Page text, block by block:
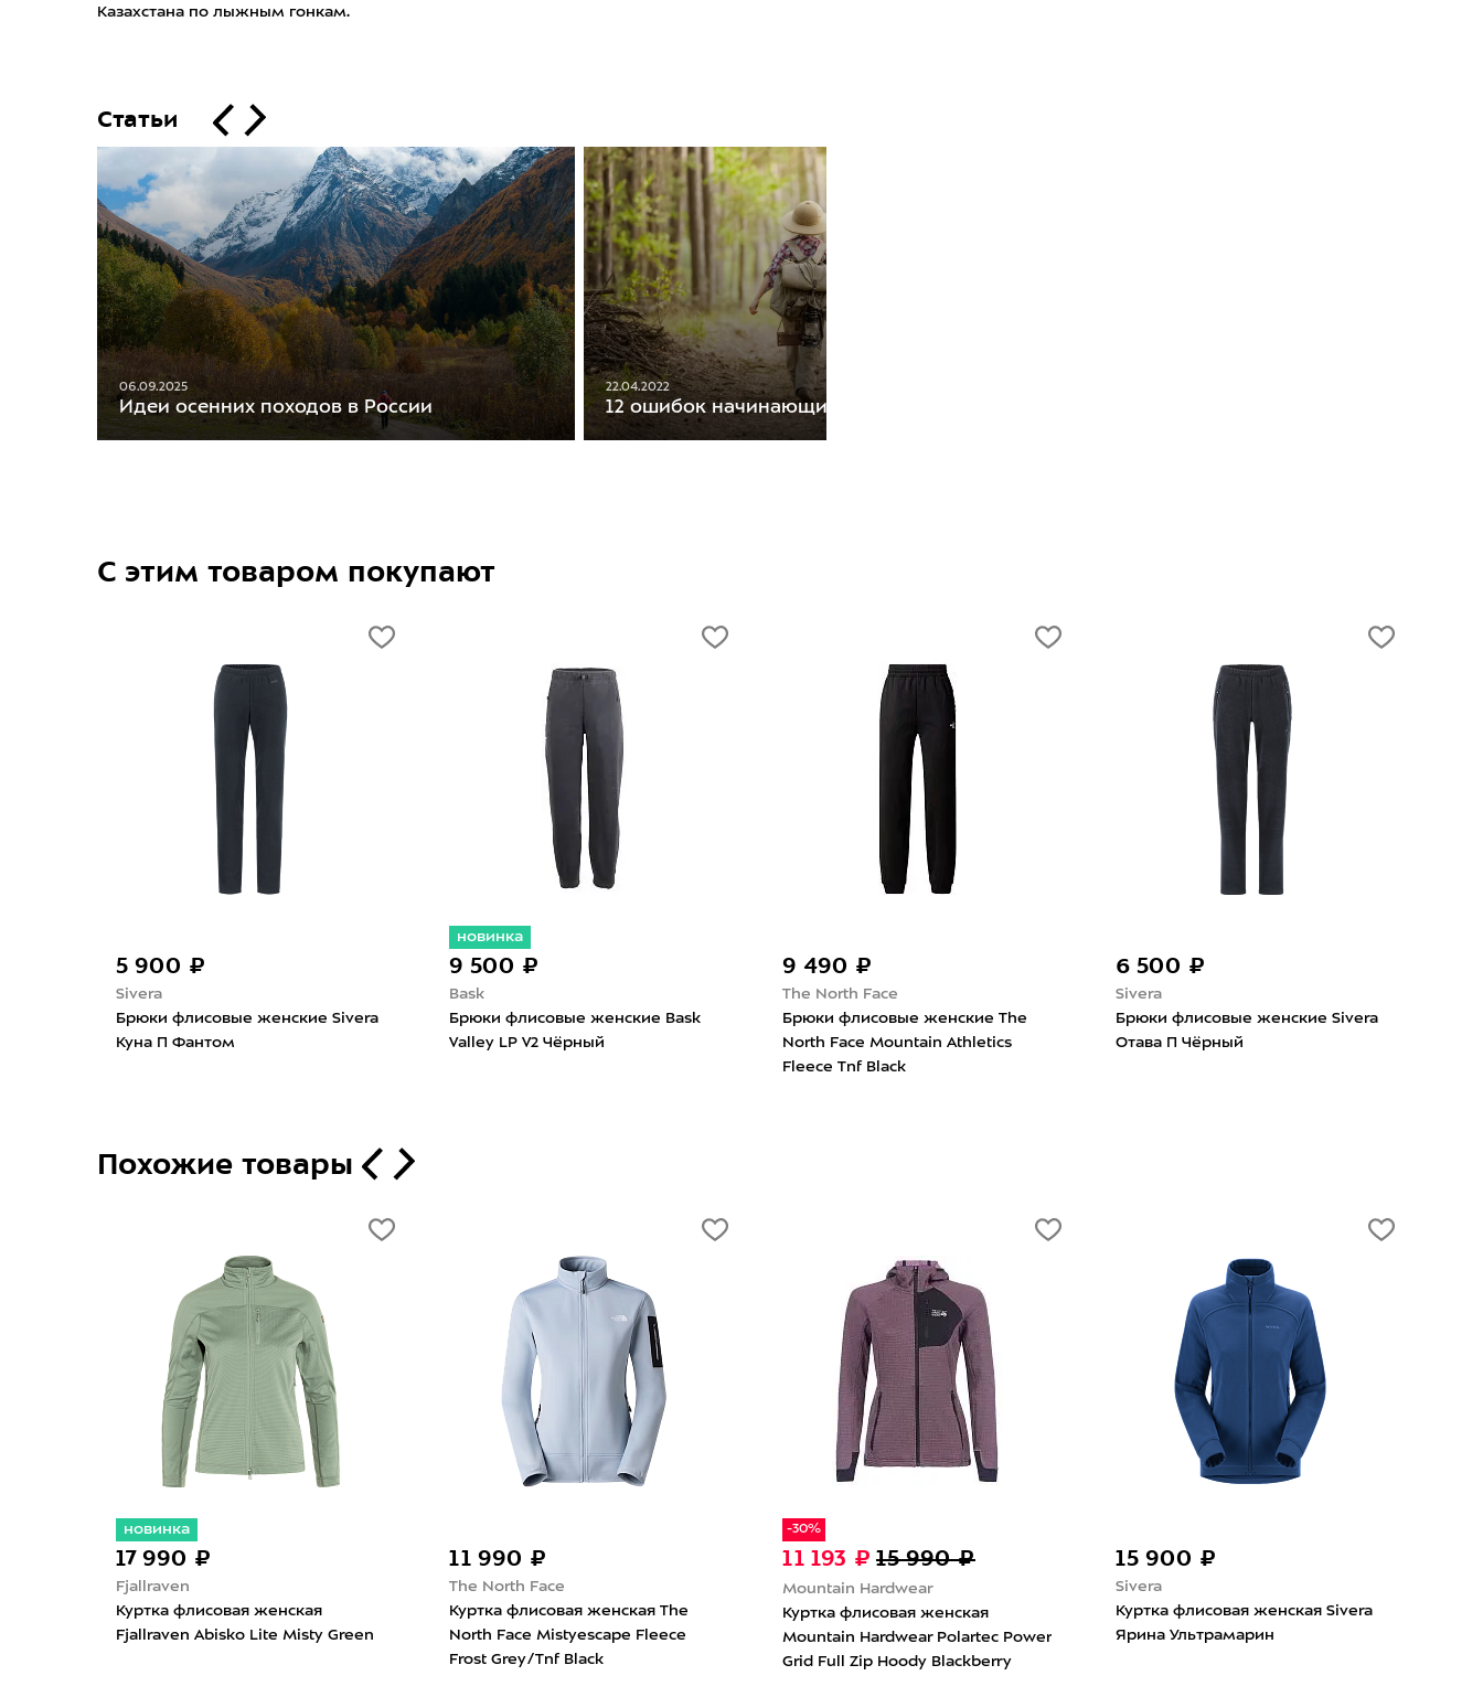
Казахстана по лыжным гонкам.
Статьи
06.09.2025
Идеи осенних походов в России
22.04.2022
12 ошибок начинающих туристов
С этим товаром покупают
5 900 ₽
Sivera
Брюки флисовые женские Sivera
Куна П Фантом
новинка
9 500 ₽
Bask
Брюки флисовые женские Bask
Valley LP V2 Чёрный
9 490 ₽
The North Face
Брюки флисовые женские The
North Face Mountain Athletics
Fleece Tnf Black
6 500 ₽
Sivera
Брюки флисовые женские Sivera
Отава П Чёрный
Похожие товары
новинка
17 990 ₽
Fjallraven
Куртка флисовая женская
Fjallraven Abisko Lite Misty Green
11 990 ₽
The North Face
Куртка флисовая женская The
North Face Mistyescape Fleece
Frost Grey/Tnf Black
-30%
11 193 ₽ 15 990 ₽
Mountain Hardwear
Куртка флисовая женская
Mountain Hardwear Polartec Power
Grid Full Zip Hoody Blackberry
15 900 ₽
Sivera
Куртка флисовая женская Sivera
Ярина Ультрамарин